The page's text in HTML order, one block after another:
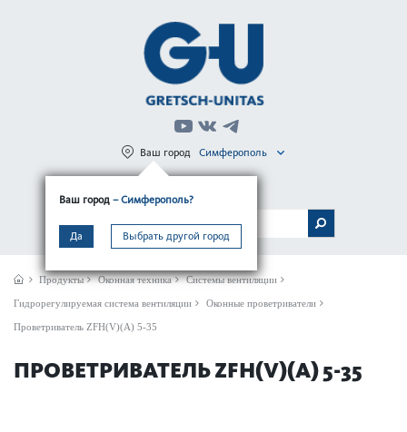
Ваш город – Симферополь?
Да Выбрать другой город
Ваш город Симферополь
МЕНЮ
Продукты Оконная техника Системы вентиляции
Гидрорегулируемая система вентиляции Оконные проветриватели
Проветриватель ZFH(V)(A) 5-35
ПРОВЕТРИВАТЕЛЬ ZFH(V)(A) 5-35